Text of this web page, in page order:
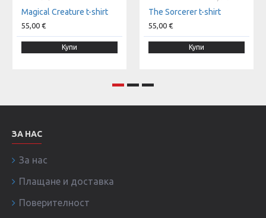
Magical Creature t-shirt
55,00 €
Купи
The Sorcerer t-shirt
55,00 €
Купи
ЗА НАС
За нас
Плащане и доставка
Поверителност